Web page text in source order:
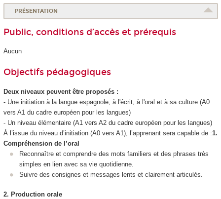
PRÉSENTATION
Public, conditions d’accès et prérequis
Aucun
Objectifs pédagogiques
Deux niveaux peuvent être proposés :
- Une initiation à la langue espagnole, à l'écrit, à l'oral et à sa culture (A0
vers A1 du cadre européen pour les langues)
- Un niveau élémentaire (A1 vers A2 du cadre européen pour les langues)
À l’issue du niveau d’initiation (A0 vers A1), l’apprenant sera capable de :1.
Compréhension de l’oral
Reconnaître et comprendre des mots familiers et des phrases très
simples en lien avec sa vie quotidienne.
Suivre des consignes et messages lents et clairement articulés.
2. Production orale